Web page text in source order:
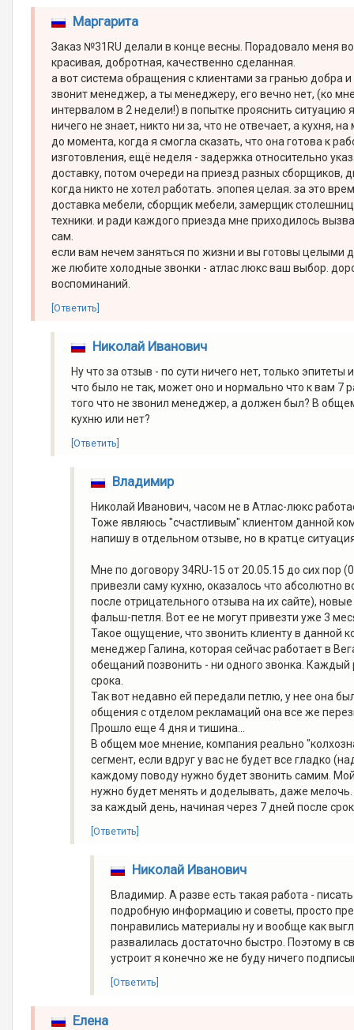
Маргарита
Заказ №31RU делали в конце весны. Порадовало меня
красивая, добротная, качественно сделанная.
а вот система обращения с клиентами за гранью добра
звонит менеджер, а ты менеджеру, его вечно нет, (ко
интервалом в 2 недели!) в попытке прояснить ситуацию
ничего не знает, никто ни за, что не отвечает, а кухня,
до момента, когда я смогла сказать, что она готова к
изготовления, ещё неделя - задержка относительно
доставку, потом очереди на приезд разных
когда никто не хотел работать. эпопея целая. за это
доставка мебели, сборщик мебели, замерщик
техники. и ради каждого приезда мне приходилось
сам.
если вам нечем заняться по жизни и вы готовы целыми
же любите холодные звонки - атлас люкс ваш выбор.
воспоминаний.
[Ответить]
Николай Иванович
Ну что за отзыв - по сути ничего нет, только
что было не так, может оно и нормально что к вам 7
того что не звонил менеджер, а должен был? В
кухню или нет?
[Ответить]
Владимир
Николай Иванович, часом не в Атлас-люкс
Тоже являюсь "счастливым" клиентом данной
напишу в отдельном отзыве, но в кратце
Мне по договору 34RU-15 от 20.05.15 до сих
привезли саму кухню, оказалось что абсолютно
после отрицательного отзыва на их сайте),
фальш-петля. Вот ее не могут привезти уже 3
Такое ощущение, что звонить клиенту в данной
менеджер Галина, которая сейчас работает в
обещаний позвонить - ни одного звонка. Каждый
срока.
Так вот недавно ей передали петлю, у нее она
общения с отделом рекламаций она все же
Прошло еще 4 дня и тишина...
В общем мое мнение, компания реально
сегмент, если вдруг у вас не будет все гладко
каждому поводу нужно будет звонить самим.
нужно будет менять и доделывать, даже мелочь.
за каждый день, начиная через 7 дней после
[Ответить]
Николай Иванович
Владимир. А разве есть такая работа -
подробную информацию и советы, просто
понравились материалы ну и вообще как
развалилась достаточно быстро. Поэтому в
устроит я конечно же не буду ничего
[Ответить]
Елена